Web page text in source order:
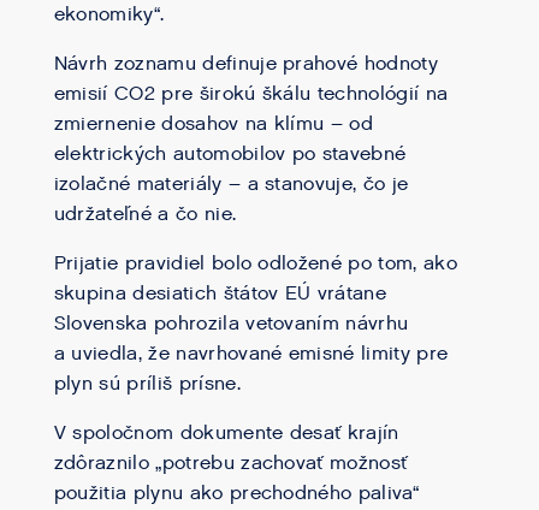
ekonomiky“.
Návrh zoznamu definuje prahové hodnoty
emisií CO2 pre širokú škálu technológií na
zmiernenie dosahov na klímu – od
elektrických automobilov po stavebné
izolačné materiály – a stanovuje, čo je
udržateľné a čo nie.
Prijatie pravidiel bolo odložené po tom, ako
skupina desiatich štátov EÚ vrátane
Slovenska pohrozila vetovaním návrhu
a uviedla, že navrhované emisné limity pre
plyn sú príliš prísne.
V spoločnom dokumente desať krajín
zdôraznilo „potrebu zachovať možnosť
použitia plynu ako prechodného paliva“